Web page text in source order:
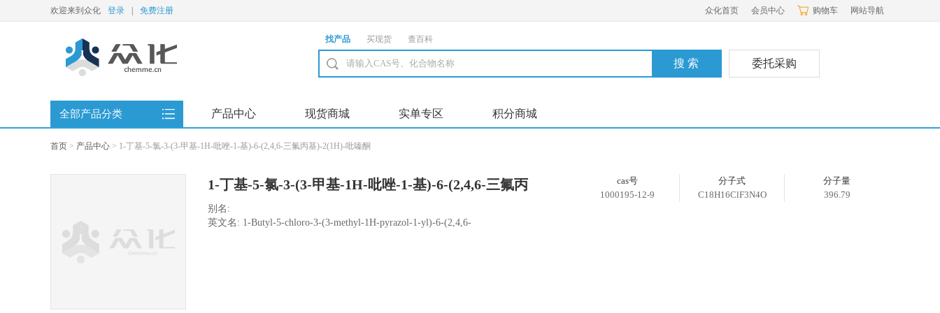
欢迎来到众化 登录 免费注册 众化首页 会员中心 购物车 网站导航
找产品 买现货 查百科
委托采购
全部产品分类 产品中心 现货商城 实单专区 积分商城
首页 > 产品中心 > 1-丁基-5-氯-3-(3-甲基-1H-吡唑-1-基)-6-(2,4,6-三氟丙基)-2(1H)-吡嗪酮
1-丁基-5-氯-3-(3-甲基-1H-吡唑-1-基)-6-(2,4,6-三氟丙
基)-2(1H)-吡嗪酮
别名:
英文名: 1-Butyl-5-chloro-3-(3-methyl-1H-pyrazol-1-yl)-6-(2,4,6-
cas号
1000195-12-9
分子式
C18H16ClF3N4O
分子量
396.79